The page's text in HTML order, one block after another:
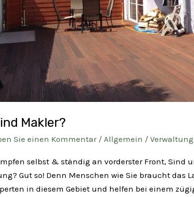
Makler?
Sie einen Kommentar / Allgemein /Verwaltung
selbst & ständig an vorderster Front, Sind
Gut so! Denn Menschen wie Sie braucht das
in diesem Gebiet und helfen bei einem